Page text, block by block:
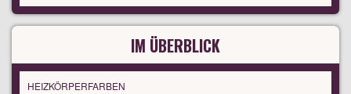
IM ÜBERBLICK
HEIZKÖRPERFARBEN